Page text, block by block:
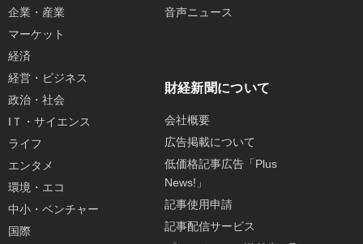
企業・産業
マーケット
経済
経営・ビジネス
政治・社会
IＴ・サイエンス
ライフ
エンタメ
環境・エコ
中小・ベンチャー
国際
音声ニュース
財経新聞について
会社概要
広告掲載について
低価格記事広告「Plus
News!」
記事使用申請
記事配信サービス